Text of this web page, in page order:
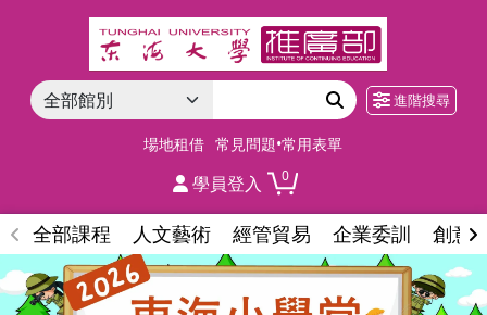
進階搜尋
場地租借 常見問題•常用表單
學員登入 0
全部課程 人文藝術 經管貿易 企業委訓 創意